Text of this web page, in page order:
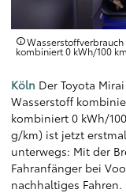
Wasserstoffverbrauch
kombiniert 0 kWh/100
Köln Der Toyota
Wasserstoff
kombiniert 0 kWh/
g/km) ist jetzt
unterwegs: Mit der
Fahranfänger bei
nachhaltiges Fahren.